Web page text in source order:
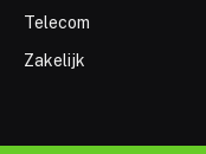
Telecom
Zakelijk